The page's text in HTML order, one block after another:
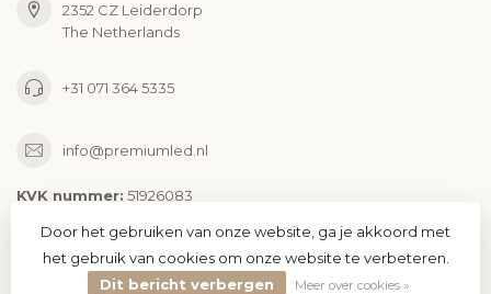
2352 CZ Leiderdorp
The Netherlands
+31 071 364 5335
info@premiumled.nl
KVK nummer: 51926083
btw-nummer:
NL005131263B18
Categorieën
Door het gebruiken van onze website, ga je akkoord met
het gebruik van cookies om onze website te verbeteren.
Dit bericht verbergen
Meer over cookies »